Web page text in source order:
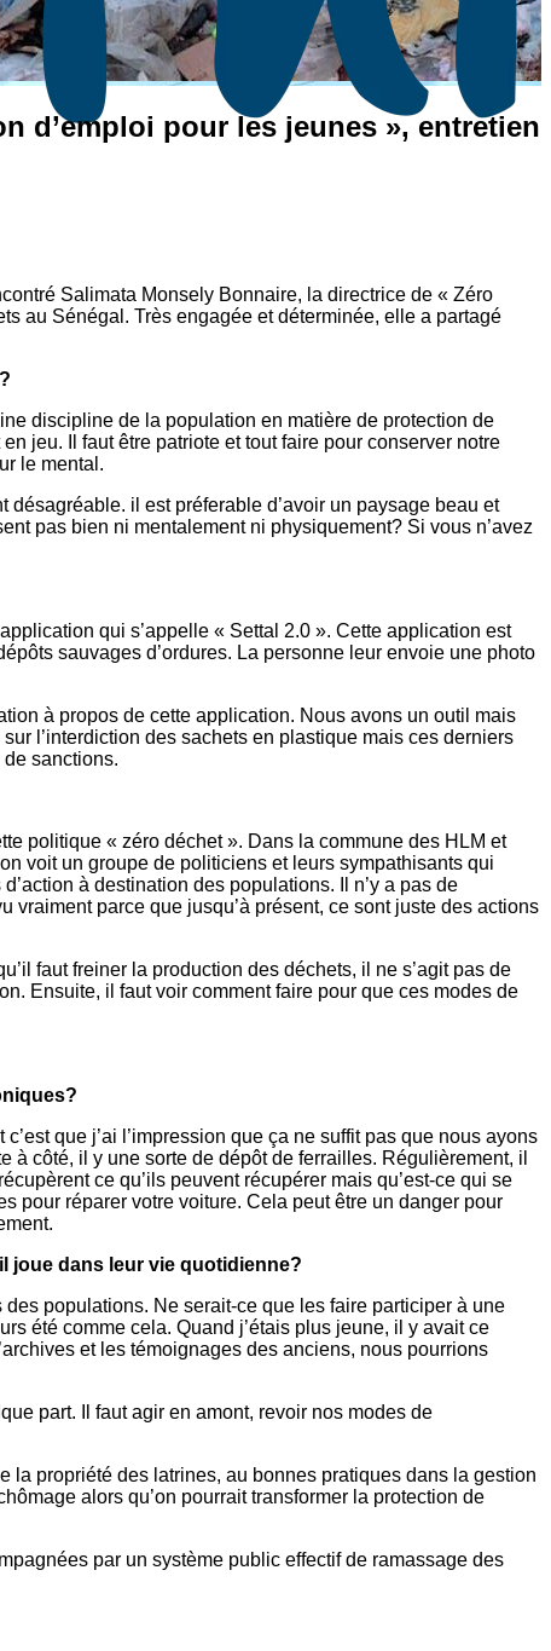
d’emploi pour les jeunes », entretien
Salimata Monsely Bonnaire, la directrice de « Zéro
au Sénégal. Très engagée et déterminée, elle a partagé
discipline de la population en matière de protection de
jeu. Il faut être patriote et tout faire pour conserver notre
le mental.
désagréable. il est préferable d’avoir un paysage beau et
pas bien ni mentalement ni physiquement? Si vous n’avez
qui s’appelle « Settal 2.0 ». Cette application est
sauvages d’ordures. La personne leur envoie une photo
à propos de cette application. Nous avons un outil mais
l’interdiction des sachets en plastique mais ces derniers
sanctions.
politique « zéro déchet ». Dans la commune des HLM et
voit un groupe de politiciens et leurs sympathisants qui
à destination des populations. Il n’y a pas de
vraiment parce que jusqu’à présent, ce sont juste des actions
faut freiner la production des déchets, il ne s’agit pas de
Ensuite, il faut voir comment faire pour que ces modes de
que j’ai l’impression que ça ne suffit pas que nous ayons
côté, il y une sorte de dépôt de ferrailles. Régulièrement, il
ce qu’ils peuvent récupérer mais qu’est-ce qui se
pour réparer votre voiture. Cela peut être un danger pour
joue dans leur vie quotidienne?
populations. Ne serait-ce que les faire participer à une
été comme cela. Quand j’étais plus jeune, il y avait ce
et les témoignages des anciens, nous pourrions
part. Il faut agir en amont, revoir nos modes de
la propriété des latrines, au bonnes pratiques dans la gestion
alors qu’on pourrait transformer la protection de
par un système public effectif de ramassage des